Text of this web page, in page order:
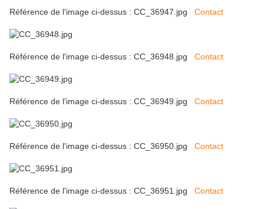
Référence de l'image ci-dessus : CC_36947.jpg Contact
Référence de l'image ci-dessus : CC_36948.jpg Contact
Référence de l'image ci-dessus : CC_36949.jpg Contact
Référence de l'image ci-dessus : CC_36950.jpg Contact
Référence de l'image ci-dessus : CC_36951.jpg Contact